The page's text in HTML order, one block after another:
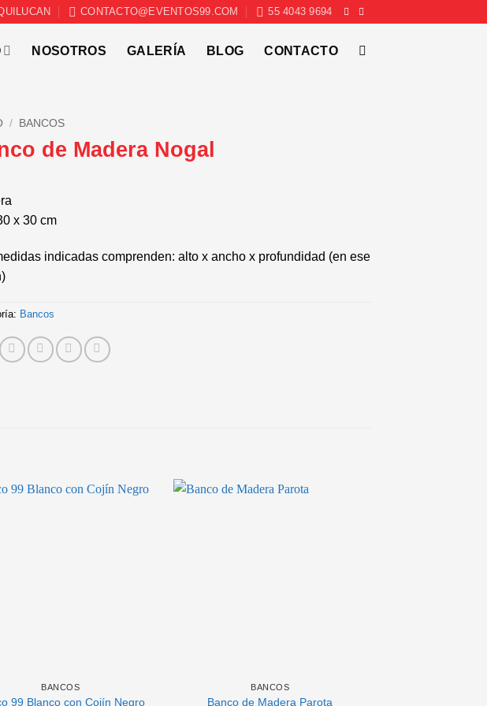
CONTACTO@EVENTOS99.COM 55 4043 9694
NOSOTROS GALERÍA BLOG CONTACTO
/ BANCOS
de Madera Nogal
x 30 cm
indicadas comprenden: alto x ancho x profundidad (en ese
Bancos
BANCOS
99 Blanco con Cojín Negro
BANCOS
Banco de Madera Parota